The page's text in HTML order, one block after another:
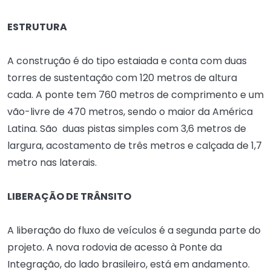
ESTRUTURA
A construção é do tipo estaiada e conta com duas
torres de sustentação com 120 metros de altura
cada. A ponte tem 760 metros de comprimento e um
vão-livre de 470 metros, sendo o maior da América
Latina. São duas pistas simples com 3,6 metros de
largura, acostamento de três metros e calçada de 1,7
metro nas laterais.
LIBERAÇÃO DE TRÂNSITO
A liberação do fluxo de veículos é a segunda parte do
projeto. A nova rodovia de acesso à Ponte da
Integração, do lado brasileiro, está em andamento.